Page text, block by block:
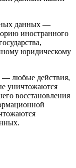
данных —
иностранного
юридическому
— любые действия,
уничтожаются
восстановления